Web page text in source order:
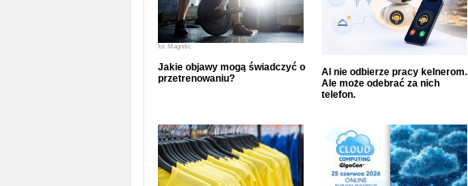
fot. Magnific
Jakie objawy mogą świadczyć o
przetrenowaniu?
AI nie odbierze pracy kelnerom.
Ale może odebrać za nich
telefon.